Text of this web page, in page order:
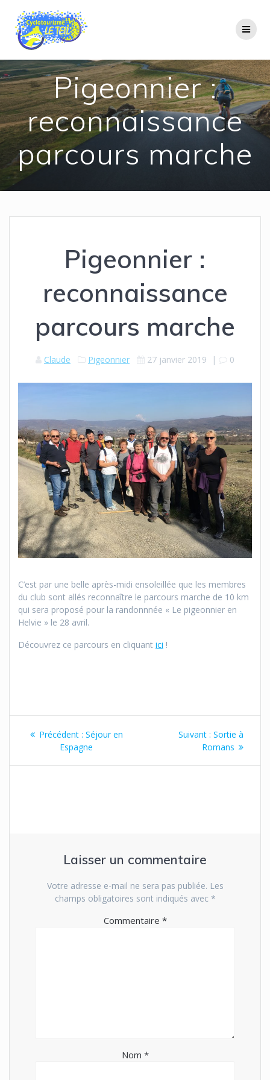
Pigeonnier :
reconnaissance
parcours marche
Pigeonnier :
reconnaissance
parcours marche
Claude Pigeonnier 27 janvier 2019 | 0
C’est par une belle après-midi ensoleillée que les membres
du club sont allés reconnaître le parcours marche de 10 km
qui sera proposé pour la randonnnée « Le pigeonnier en
Helvie » le 28 avril.
Découvrez ce parcours en cliquant ici !
Navigation
Précédent : Article
précédent
Séjour en
Espagne
Suivant : Article
suivant
Sortie à
Romans
Laisser un commentaire
Votre adresse e-mail ne sera pas publiée. Les
champs obligatoires sont indiqués avec *
Commentaire *
Nom *